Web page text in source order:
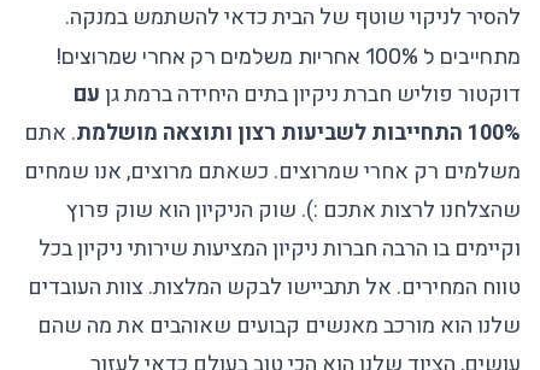
להסיר לניקוי שוטף של הבית כדאי להשתמש במנקה.
מתחייבים ל 100% אחריות משלמים רק אחרי שמרוצים!
דוקטור פוליש חברת ניקיון בתים היחידה ברמת גןעם
100% התחייבות לשביעות רצון ותוצאה מושלמת
. אתם
משלמים רק אחרי שמרוצים. כשאתם מרוצים, אנו שמחים
שהצלחנו לרצות אתכם :). שוק הניקיון הוא שוק פרוץ
וקיימים בו הרבה חברות ניקיון המציעותשירותי ניקיוןבכל
טווח המחירים. אל תתביישו לבקש המלצות. צוות העובדים
שלנו הוא מורכב מאנשים קבועים שאוהבים את מה שהם